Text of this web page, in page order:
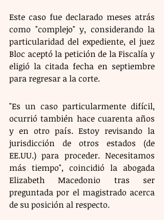
Este caso fue declarado meses atrás
como "complejo" y, considerando la
particularidad del expediente, el juez
Bloc aceptó la petición de la Fiscalía y
eligió la citada fecha en septiembre
para regresar a la corte.
"Es un caso particularmente difícil,
ocurrió también hace cuarenta años
y en otro país. Estoy revisando la
jurisdicción de otros estados (de
EE.UU.) para proceder. Necesitamos
más tiempo", coincidió la abogada
Elizabeth Macedonio tras ser
preguntada por el magistrado acerca
de su posición al respecto.